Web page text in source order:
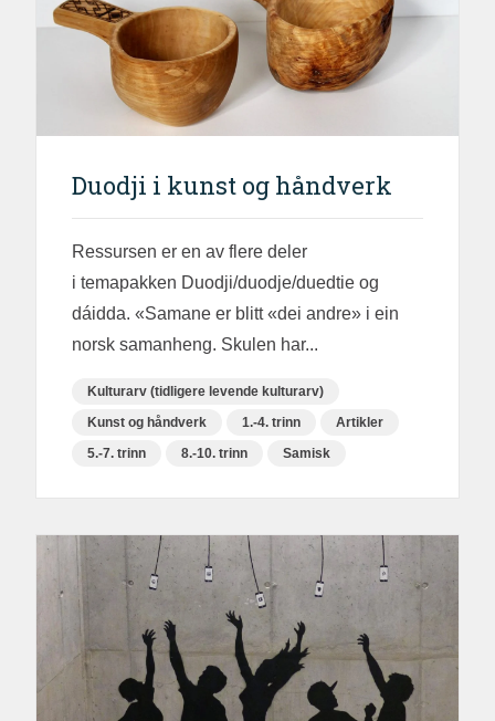
Duodji i kunst og håndverk
Ressursen er en av flere deler
i temapakken Duodji/duodje/duedtie og
dáidda. «Samane er blitt «dei andre» i ein
norsk samanheng. Skulen har...
Kulturarv (tidligere levende kulturarv)
Kunst og håndverk
1.-4. trinn
Artikler
5.-7. trinn
8.-10. trinn Samisk